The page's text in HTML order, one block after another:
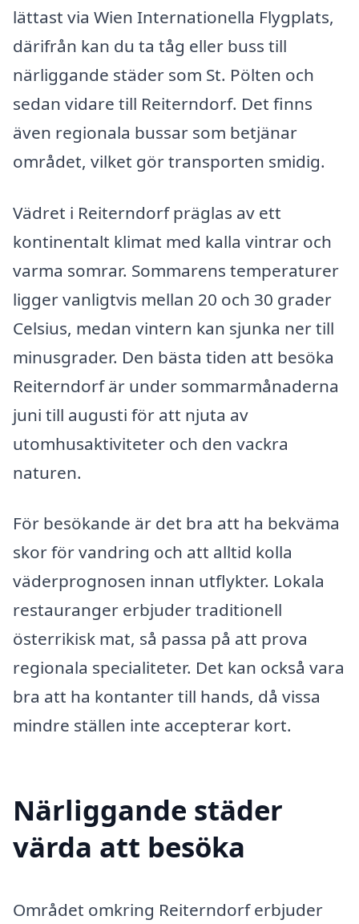
lättast via Wien Internationella Flygplats,
därifrån kan du ta tåg eller buss till
närliggande städer som St. Pölten och
sedan vidare till Reiterndorf. Det finns
även regionala bussar som betjänar
området, vilket gör transporten smidig.
Vädret i Reiterndorf präglas av ett
kontinentalt klimat med kalla vintrar och
varma somrar. Sommarens temperaturer
ligger vanligtvis mellan 20 och 30 grader
Celsius, medan vintern kan sjunka ner till
minusgrader. Den bästa tiden att besöka
Reiterndorf är under sommarmånaderna
juni till augusti för att njuta av
utomhusaktiviteter och den vackra
naturen.
För besökande är det bra att ha bekväma
skor för vandring och att alltid kolla
väderprognosen innan utflykter. Lokala
restauranger erbjuder traditionell
österrikisk mat, så passa på att prova
regionala specialiteter. Det kan också vara
bra att ha kontanter till hands, då vissa
mindre ställen inte accepterar kort.
Närliggande städer
värda att besöka
Området omkring Reiterndorf erbjuder